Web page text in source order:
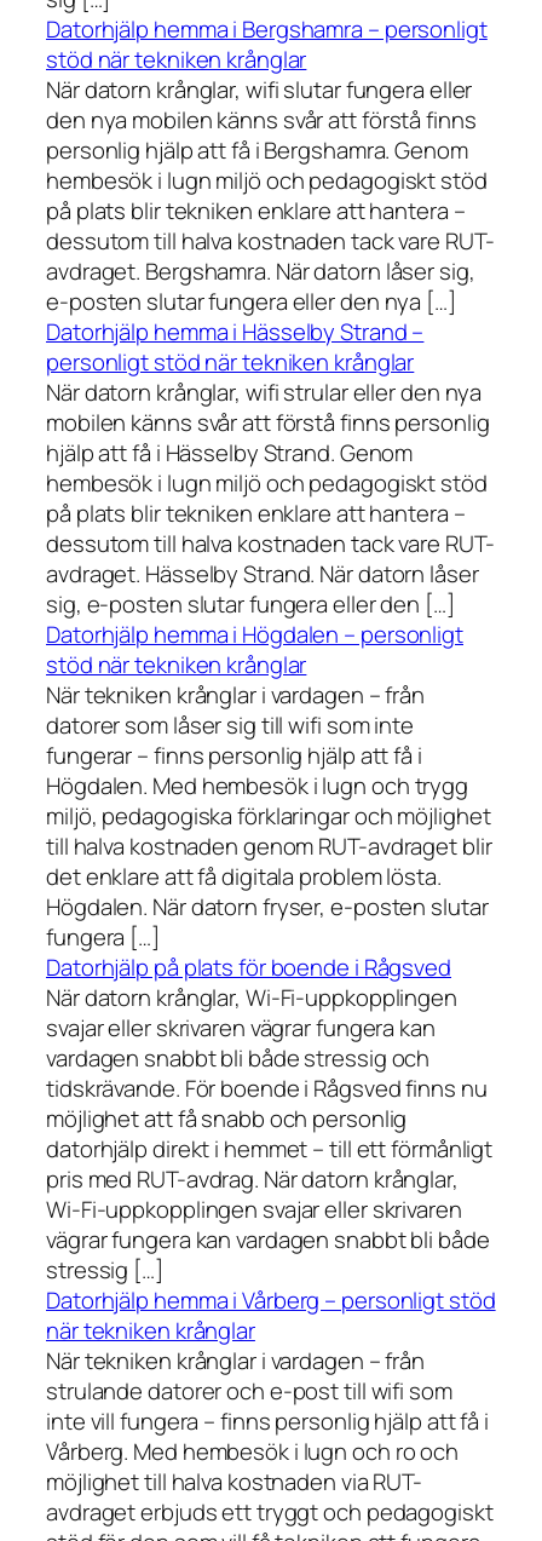
Datorhjälp hemma i Bergshamra – personligt
stöd när tekniken krånglar
När datorn krånglar, wifi slutar fungera eller
den nya mobilen känns svår att förstå finns
personlig hjälp att få i Bergshamra. Genom
hembesök i lugn miljö och pedagogiskt stöd
på plats blir tekniken enklare att hantera –
dessutom till halva kostnaden tack vare RUT-
avdraget. Bergshamra. När datorn låser sig,
e-posten slutar fungera eller den nya […]
Datorhjälp hemma i Hässelby Strand –
personligt stöd när tekniken krånglar
När datorn krånglar, wifi strular eller den nya
mobilen känns svår att förstå finns personlig
hjälp att få i Hässelby Strand. Genom
hembesök i lugn miljö och pedagogiskt stöd
på plats blir tekniken enklare att hantera –
dessutom till halva kostnaden tack vare RUT-
avdraget. Hässelby Strand. När datorn låser
sig, e-posten slutar fungera eller den […]
Datorhjälp hemma i Högdalen – personligt
stöd när tekniken krånglar
När tekniken krånglar i vardagen – från
datorer som låser sig till wifi som inte
fungerar – finns personlig hjälp att få i
Högdalen. Med hembesök i lugn och trygg
miljö, pedagogiska förklaringar och möjlighet
till halva kostnaden genom RUT-avdraget blir
det enklare att få digitala problem lösta.
Högdalen. När datorn fryser, e-posten slutar
fungera […]
Datorhjälp på plats för boende i Rågsved
När datorn krånglar, Wi-Fi-uppkopplingen
svajar eller skrivaren vägrar fungera kan
vardagen snabbt bli både stressig och
tidskrävande. För boende i Rågsved finns nu
möjlighet att få snabb och personlig
datorhjälp direkt i hemmet – till ett förmånligt
pris med RUT-avdrag. När datorn krånglar,
Wi-Fi-uppkopplingen svajar eller skrivaren
vägrar fungera kan vardagen snabbt bli både
stressig […]
Datorhjälp hemma i Vårberg – personligt stöd
när tekniken krånglar
När tekniken krånglar i vardagen – från
strulande datorer och e-post till wifi som
inte vill fungera – finns personlig hjälp att få i
Vårberg. Med hembesök i lugn och ro och
möjlighet till halva kostnaden via RUT-
avdraget erbjuds ett tryggt och pedagogiskt